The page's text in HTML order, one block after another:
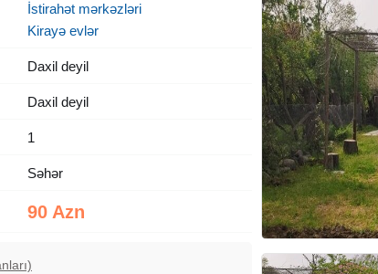
İstirahət mərkəzləri
Kirayə evlər
Daxil deyil
Daxil deyil
1
Səhər
90 Azn